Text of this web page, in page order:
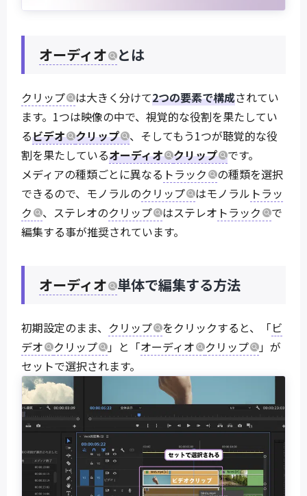
オーディオ とは
クリップ は大きく分けて2つの要素で構成されてい
ます。1つは映像の中で、視覚的な役割を果たしてい
るビデオ クリップ
、そしてもう1つが聴覚的な役
割を果たしているオーディオ クリップ
です。
メディアの種類ごとに異なる トラック
の種類を選択
できるので、モノラルのクリップ はモノラル トラッ
ク
、ステレオのクリップ はステレオ トラック
で
編集する事が推奨されています。
オーディオ 単体で編集する方法
初期設定のまま、 クリップ をクリックすると、「ビ
デオ
クリップ 」と「オーディオ クリップ
」が
セットで選択されます。